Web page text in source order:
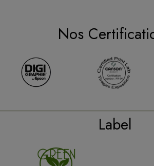
Nos
Label